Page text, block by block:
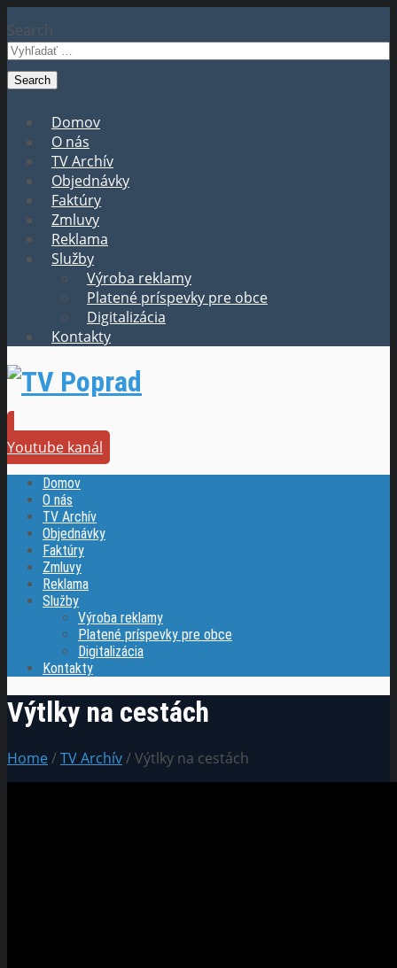
Search
Domov
O nás
TV Archív
Objednávky
Faktúry
Zmluvy
Reklama
Služby
Výroba reklamy
Platené príspevky pre obce
Digitalizácia
Kontakty
Youtube kanál
Domov
O nás
TV Archív
Objednávky
Faktúry
Zmluvy
Reklama
Služby
Výroba reklamy
Platené príspevky pre obce
Digitalizácia
Kontakty
Výtlky na cestách
Home/TV Archív/ Výtlky na cestách